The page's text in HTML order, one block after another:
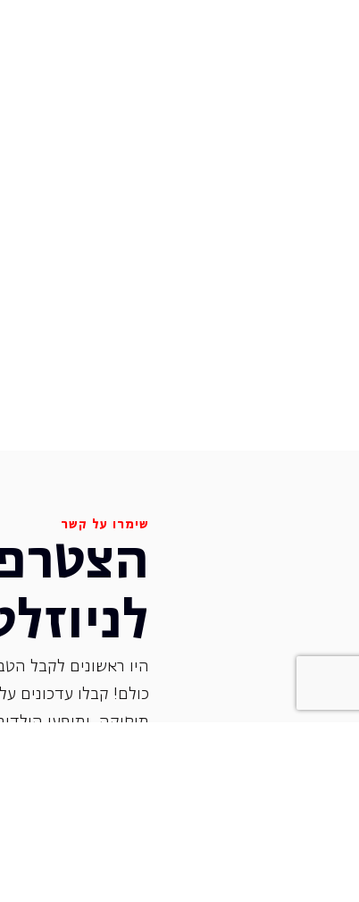
שימרו על קשר
היו ראשונים לקבל
כולם! קבלו עדכונים
‏מוסיקה, ומופעי